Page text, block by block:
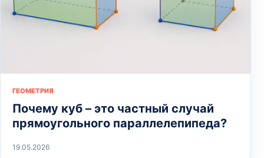
ГЕОМЕТРИЯ
Почему куб – это частный случай
прямоугольного параллелепипеда?
19.05.2026